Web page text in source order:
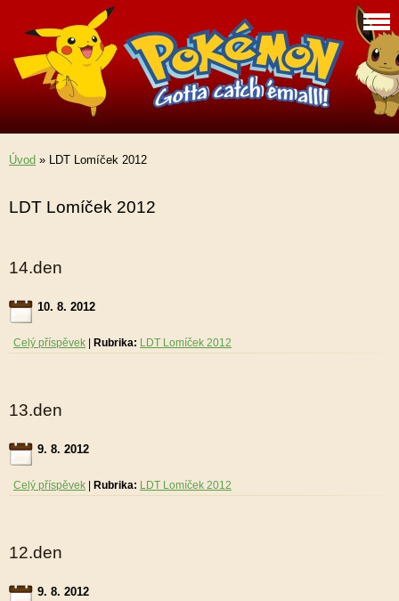
Úvod » LDT Lomíček 2012
LDT Lomíček 2012
14.den
10. 8. 2012
Celý příspěvek Rubrika: LDT Lomíček 2012
13.den
9. 8. 2012
Celý příspěvek Rubrika: LDT Lomíček 2012
12.den
9. 8. 2012